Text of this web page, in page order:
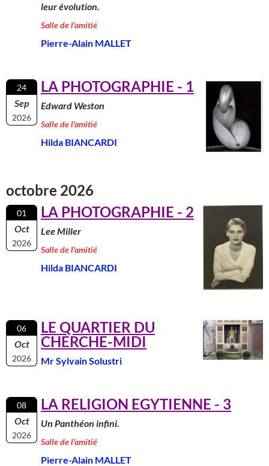
leur évolution.
Salle de l'amitié
Pierre-Alain MALLET
24
Sep
2026
LA PHOTOGRAPHIE - 1
Edward Weston
Salle de l'amitié
Hilda BIANCARDI
octobre 2026
01
Oct
2026
LA PHOTOGRAPHIE - 2
Lee Miller
Salle de l'amitié
Hilda BIANCARDI
06
Oct
2026
LE QUARTIER DU
CHERCHE-MIDI
Mr Sylvain Solustri
08
Oct
2026
LA RELIGION EGYTIENNE - 3
Un Panthéon infini.
Salle de l'amitié
Pierre-Alain MALLET